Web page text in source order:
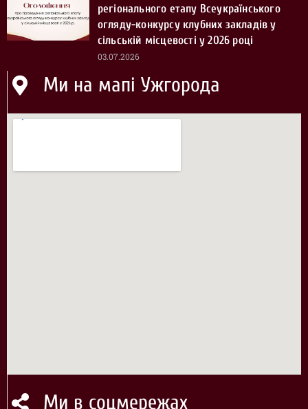
регіонального етапу Всеукраїнського
огляду-конкурсу клубних закладів у
сільській місцевості у 2026 році
03.07.2026
Ми на мапі Ужгорода
Ми в соцмережах